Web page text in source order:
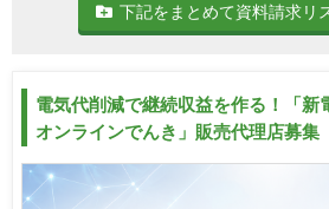
下記をまとめて資料請求リ
電気代削減で継続収益を作る！「新
オンラインでんき」販売代理店募集